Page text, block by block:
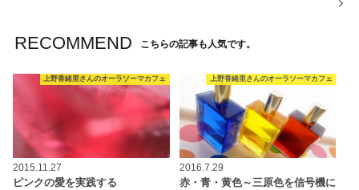
RECOMMEND こちらの記事も人気です。
上野香緒里さんのオーラソーマカフェ
2015.11.27
ピンクの愛を実践する
上野香緒里さんのオーラソーマカフェ
2016.7.29
赤・青・黄色～三原色を信号機に